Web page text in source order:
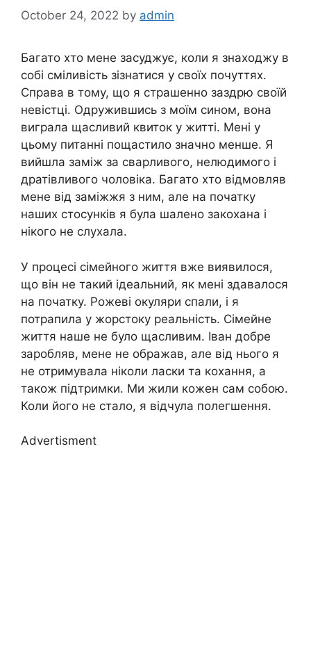
October 24, 2022 by admin
Багато хто мене засуджує, коли я знаходжу в
собі сміливість зізнатися у своїх почуттях.
Справа в тому, що я страшенно заздрю своїй
невістці. Одружившись з моїм сином, вона
виграла щасливий квиток у житті. Мені у
цьому питанні пощастило значно менше. Я
вийшла заміж за сварливого, нелюдимого і
дратівливого чоловіка. Багато хто відмовляв
мене від заміжжя з ним, але на початку
наших стосунків я була шалено закохана і
нікого не слухала.
У процесі сімейного життя вже виявилося,
що він не такий ідеальний, як мені здавалося
на початку. Рожеві окуляри спали, і я
потрапила у жорстоку реальність. Сімейне
життя наше не було щасливим. Іван добре
заробляв, мене не ображав, але від нього я
не отримувала ніколи ласки та кохання, а
також підтримки. Ми жили кожен сам собою.
Коли його не стало, я відчула полегшення.
Advertisment